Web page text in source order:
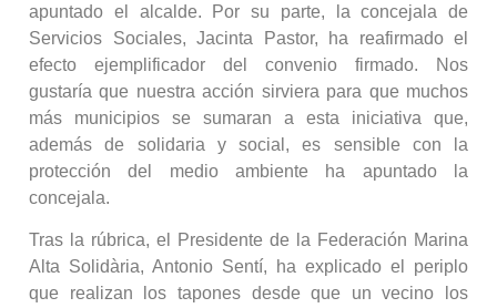
apuntado el alcalde. Por su parte, la concejala de
Servicios Sociales, Jacinta Pastor, ha reafirmado el
efecto ejemplificador del convenio firmado. Nos
gustaría que nuestra acción sirviera para que muchos
más municipios se sumaran a esta iniciativa que,
además de solidaria y social, es sensible con la
protección del medio ambiente ha apuntado la
concejala.
Tras la rúbrica, el Presidente de la Federación Marina
Alta Solidària, Antonio Sentí, ha explicado el periplo
que realizan los tapones desde que un vecino los